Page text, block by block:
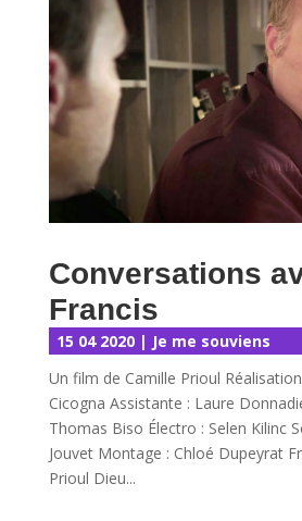
Conversations
Francis
15 04 2020| Je me souviens
Un film de Camille Prioul
Cicogna Assistante : Laure
Thomas Biso Électro : Selen Kilinc
Jouvet Montage : Chloé Dupeyrat
Prioul Dieu...